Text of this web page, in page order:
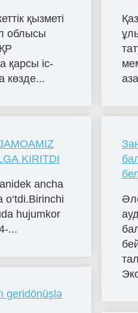
қызметі
облысы
қарсы іс-
көзде...
KIRITDI
ancha
hujumkor
...
geridönüşlə